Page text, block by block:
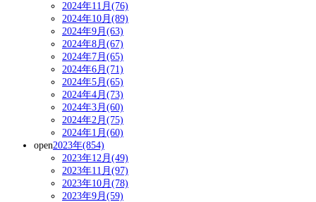
2024年11月(76)
2024年10月(89)
2024年9月(63)
2024年8月(67)
2024年7月(65)
2024年6月(71)
2024年5月(65)
2024年4月(73)
2024年3月(60)
2024年2月(75)
2024年1月(60)
open2023年(854)
2023年12月(49)
2023年11月(97)
2023年10月(78)
2023年9月(59)